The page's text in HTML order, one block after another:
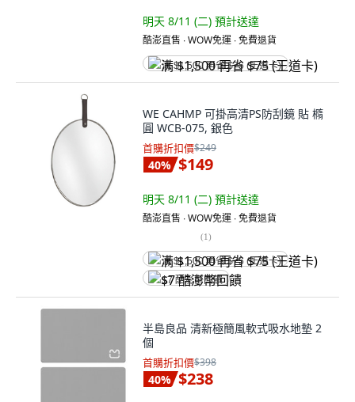
明天 8/11 (二) 預計送達
酷澎直售 ∙ WOW免運 ∙ 免費退貨
满 $1,500 再省 $75 (王道卡)
WE CAHMP 可掛高清PS防刮鏡 貼 橢
圓 WCB-075, 銀色
首購折扣價$249
40% $149
明天 8/11 (二) 預計送達
酷澎直售 ∙ WOW免運 ∙ 免費退貨
(1)
满 $1,500 再省 $75 (王道卡)
$7 酷澎幣回饋
半島良品 清新極簡風軟式吸水地墊 2
個
首購折扣價$398
40% $238